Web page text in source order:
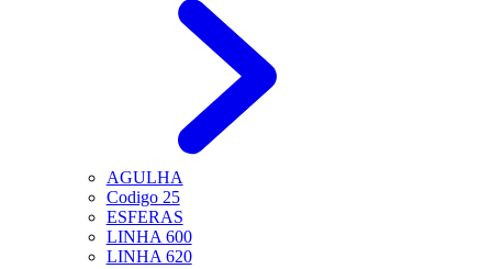
AGULHA
Codigo 25
ESFERAS
LINHA 600
LINHA 620